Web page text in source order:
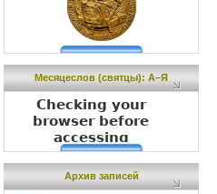
Месяцеслов (cвятцы): А–Я
Архив записей